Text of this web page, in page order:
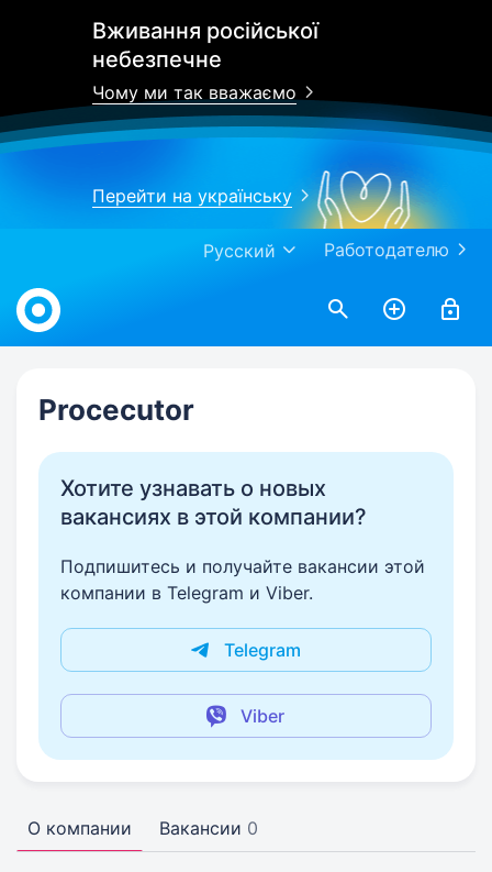
Вживання російської
небезпечне
Чому ми так вважаємо
Перейти на українську
Работодателю
Русский
Work.ua
Procecutor
Хотите узнавать о новых
вакансиях в этой компании?
Подпишитесь и получайте вакансии этой
компании в Telegram и Viber.
Telegram
Viber
О компании Вакансии 0